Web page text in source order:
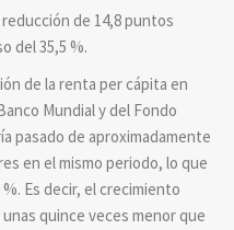
de 14,8 puntos
del 35,5 %.
de la renta per cápita en
Mundial y del Fondo
pasado de aproximadamente
en el mismo periodo, lo que
Es decir, el crecimiento
quince veces menor que